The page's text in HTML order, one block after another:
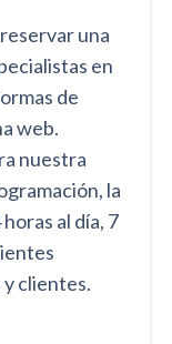
una
en
de
web.
nuestra
la
al día, 7
clientes.